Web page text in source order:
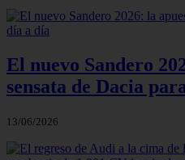
El nuevo Sandero
sensata de Dacia
13/06/2026